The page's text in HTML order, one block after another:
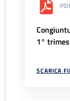
1°
SCARICA